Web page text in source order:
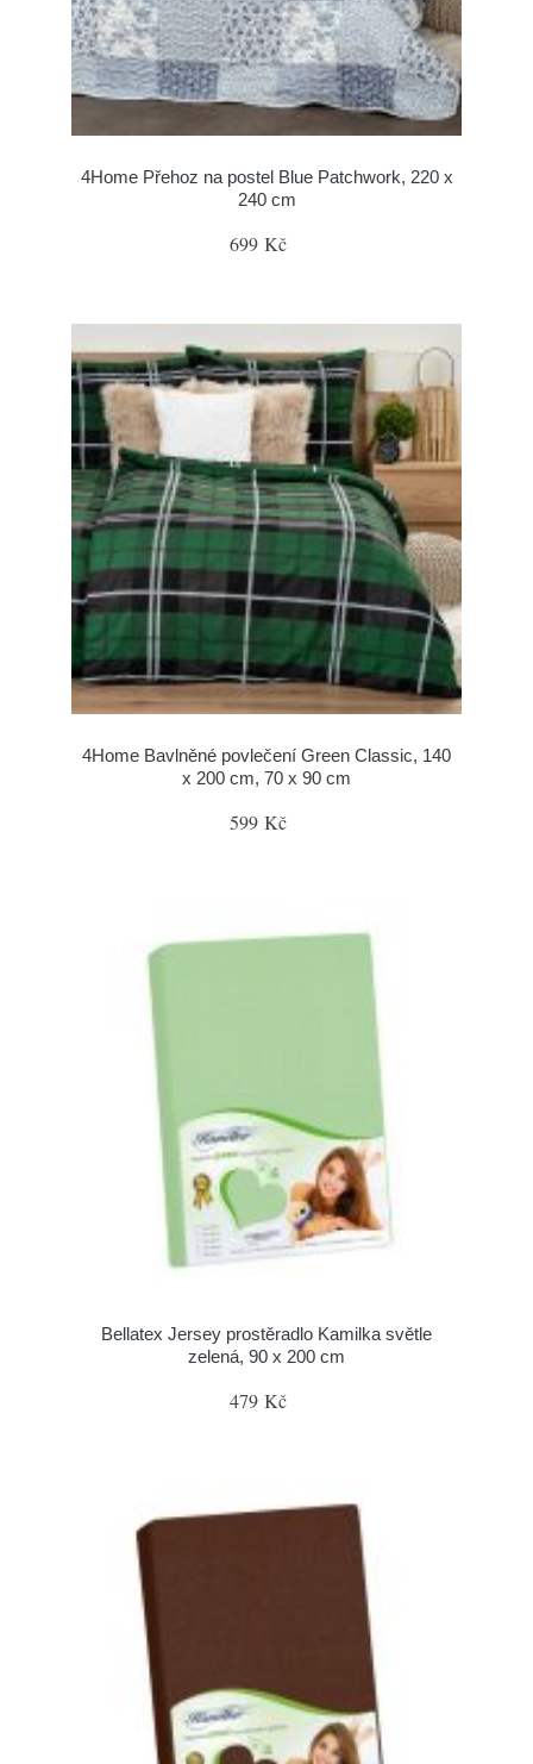
4Home Přehoz na postel Blue Patchwork, 220 x
240 cm
699 Kč
4Home Bavlněné povlečení Green Classic, 140
x 200 cm, 70 x 90 cm
599 Kč
Bellatex Jersey prostěradlo Kamilka světle
zelená, 90 x 200 cm
479 Kč